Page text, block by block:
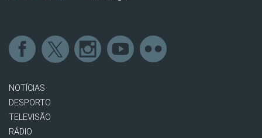
NOTÍCIAS
DESPORTO
TELEVISÃO
RÁDIO